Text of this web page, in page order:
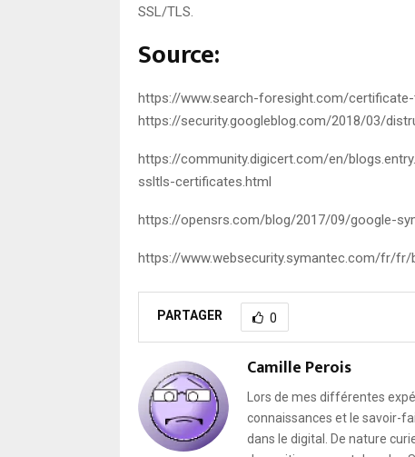
SSL/TLS.
Source:
https://www.search-foresight.com/
https://security.googleblog.com/2018/03/
https://community.digicert.com/en/
ssltls-certificates.html
https://opensrs.com/blog/2017/09/google-
https://www.websecurity.symantec.com/fr/
PARTAGER 0
Camille Perois
Lors de mes différentes
connaissances et le savoir-
dans le digital. De nature